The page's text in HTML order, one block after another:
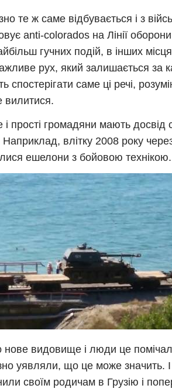
те ж саме відбувається і з
anti-colorados на Лінії
гучних подій, в інших
рух, який залишається за
спостерігати саме ці речі,
вилитися.
прості громадяни мають досвід
влітку 2008 року через
ешелони з бойовою технікою.
нове видовище і люди це
уявляли, що це може значить. І
своїм родичам в Грузію і